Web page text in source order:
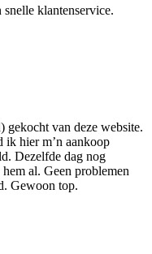
klantenservice.
gekocht van deze website.
ik hier m’n aankoop
Dezelfde dag nog
al. Geen problemen
Gewoon top.